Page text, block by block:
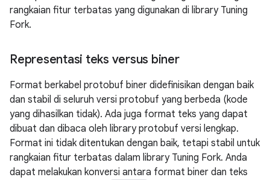
rangkaian fitur terbatas yang digunakan di library Tuning
Fork.
Representasi teks versus biner
Format berkabel protobuf biner didefinisikan dengan baik
dan stabil di seluruh versi protobuf yang berbeda (kode
yang dihasilkan tidak). Ada juga format teks yang dapat
dibuat dan dibaca oleh library protobuf versi lengkap.
Format ini tidak ditentukan dengan baik, tetapi stabil untuk
rangkaian fitur terbatas dalam library Tuning Fork. Anda
dapat melakukan konversi antara format biner dan teks